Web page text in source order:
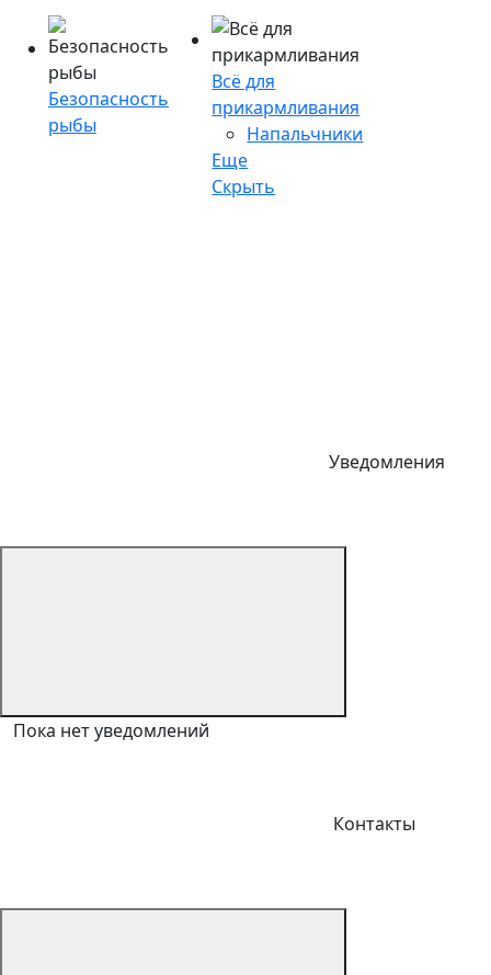
Безопасность
рыбы
Всё для
прикармливания
Напальчники
Еще
Скрыть
Уведомления
Пока нет уведомлений
Контакты